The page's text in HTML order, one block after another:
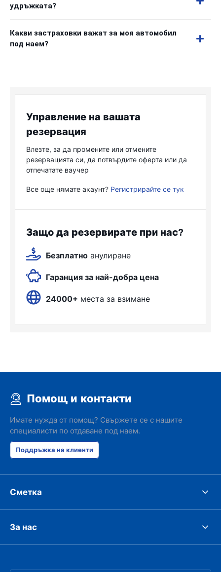
удръжката?
Какви застраховки важат за моя автомобил
под наем?
Управление на вашата
резервация
Влезте, за да промените или отмените
резервацията си, да потвърдите оферта или да
отпечатате ваучер
Все още нямате акаунт? Регистрирайте се тук
Защо да резервирате при нас?
Безплатно анулиране
Гаранция за най-добра цена
24000+ места за взимане
Помощ и контакти
Имате нужда от помощ? Свържете се с нашите
специалисти по отдаване под наем.
Поддръжка на клиенти
Сметка
За нас